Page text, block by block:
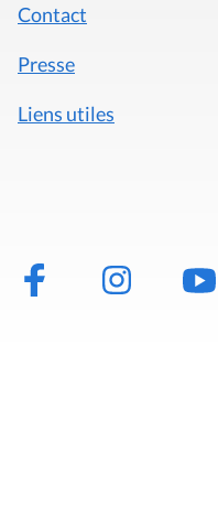
Contact
Presse
Liens utiles